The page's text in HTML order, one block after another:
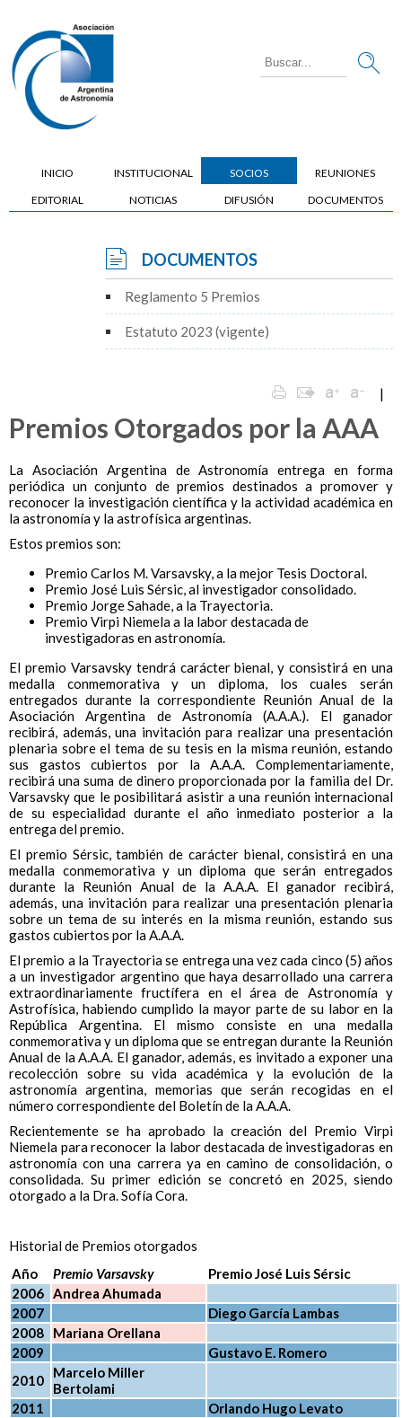
INICIO INSTITUCIONAL SOCIOS
REUNIONES
EDITORIAL
NOTICIAS DIFUSIÓN DOCUMENTOS
DOCUMENTOS
Reglamento 5 Premios
Estatuto 2023 (vigente)
|
Premios Otorgados por la AAA
La Asociación Argentina de Astronomía entrega en forma
periódica un conjunto de premios destinados a promover y
reconocer la investigación científica y la actividad académica en
la astronomía y la astrofísica argentinas.
Estos premios son:
Premio Carlos M. Varsavsky, a la mejor Tesis Doctoral.
Premio José Luis Sérsic, al investigador consolidado.
Premio Jorge Sahade, a la Trayectoria.
Premio Virpi Niemela a la labor destacada de
investigadoras en astronomía.
El premio Varsavsky tendrá carácter bienal, y consistirá en una
medalla conmemorativa y un diploma, los cuales serán
entregados durante la correspondiente Reunión Anual de la
Asociación Argentina de Astronomía (A.A.A.). El ganador
recibirá, además, una invitación para realizar una presentación
plenaria sobre el tema de su tesis en la misma reunión, estando
sus gastos cubiertos por la A.A.A. Complementariamente,
recibirá una suma de dinero proporcionada por la familia del Dr.
Varsavsky que le posibilitará asistir a una reunión internacional
de su especialidad durante el año inmediato posterior a la
entrega del premio.
El premio Sérsic, también de carácter bienal, consistirá en una
medalla conmemorativa y un diploma que serán entregados
durante la Reunión Anual de la A.A.A. El ganador recibirá,
además, una invitación para realizar una presentación plenaria
sobre un tema de su interés en la misma reunión, estando sus
gastos cubiertos por la A.A.A.
El premio a la Trayectoria se entrega una vez cada cinco (5) años
a un investigador argentino que haya desarrollado una carrera
extraordinariamente fructífera en el área de Astronomía y
Astrofísica, habiendo cumplido la mayor parte de su labor en la
República Argentina. El mismo consiste en una medalla
conmemorativa y un diploma que se entregan durante la Reunión
Anual de la A.A.A. El ganador, además, es invitado a exponer una
recolección sobre su vida académica y la evolución de la
astronomía argentina, memorias que serán recogidas en el
número correspondiente del Boletín de la A.A.A.
Recientemente se ha aprobado la creación del Premio Virpi
Niemela para reconocer la labor destacada de investigadoras en
astronomía con una carrera ya en camino de consolidación, o
consolidada. Su primer edición se concretó en 2025, siendo
otorgado a la Dra. Sofía Cora.
Historial de Premios otorgados
Año
Premio Varsavsky Premio José Luis Sérsic
2006 Andrea Ahumada
2007
Diego García Lambas
2008
Mariana Orellana
2009
Gustavo E. Romero
2010
Marcelo Miller
Bertolami
2011
Orlando Hugo Levato